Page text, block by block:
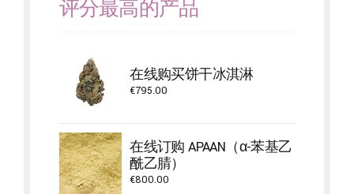
评分最高的产品
在线购买饼干冰淇淋
€795.00
在线订购 APAAN（α-苯基乙
酰乙腈）
€800.00